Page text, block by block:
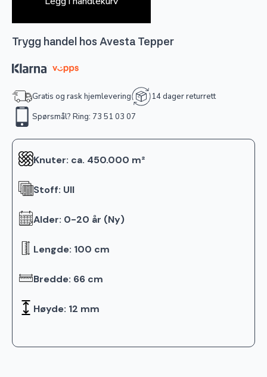
Trygg handel hos Avesta Tepper
Gratis og rask hjemlevering
14 dager returrett
Spørsmål? Ring: 73 51 03 07
Knuter: ca. 450.000 m²
Stoff: Ull
Alder: 0-20 år (Ny)
Lengde: 100 cm
Bredde: 66 cm
Høyde: 12 mm